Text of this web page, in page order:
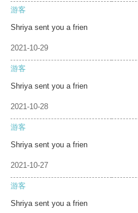
游客
Shriya sent you a frien
2021-10-29
游客
Shriya sent you a frien
2021-10-28
游客
Shriya sent you a frien
2021-10-27
游客
Shriya sent you a frien